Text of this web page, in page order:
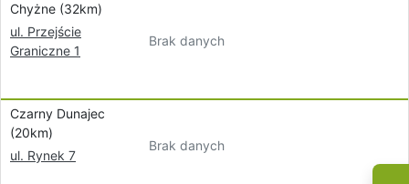
Chyżne (32km)
ul. Przejście
Graniczne 1
Brak danych
Czarny Dunajec
(20km)
ul. Rynek 7
Brak danych